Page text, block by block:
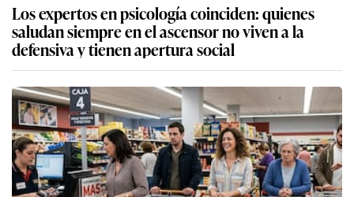
Los expertos en psicología coinciden: quienes
saludan siempre en el ascensor no viven a la
defensiva y tienen apertura social